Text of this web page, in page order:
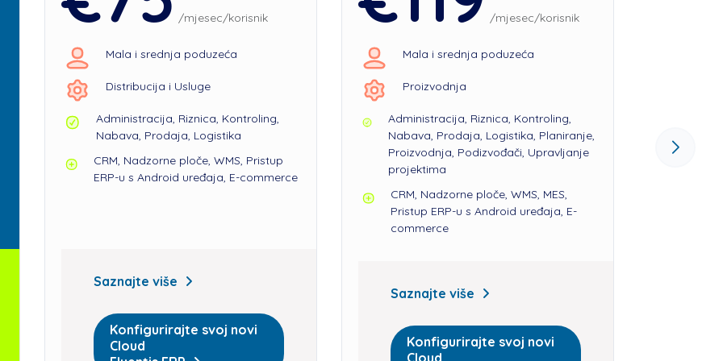
/mjesec/korisnik
Mala i srednja poduzeća
Distribucija i Usluge
Administracija, Riznica, Kontroling,
Nabava, Prodaja, Logistika
CRM, Nadzorne ploče, WMS, Pristup
ERP-u s Android uređaja, E-commerce
Saznajte više
Konfigurirajte svoj novi
Cloud
/mjesec/korisnik
Mala i srednja poduzeća
Proizvodnja
Administracija, Riznica, Kontroling,
Nabava, Prodaja, Logistika, Planiranje,
Proizvodnja, Podizvođači, Upravljanje
projektima
CRM, Nadzorne ploče, WMS, MES,
Pristup ERP-u s Android uređaja, E-
commerce
Saznajte više
Konfigurirajte svoj novi
Cloud